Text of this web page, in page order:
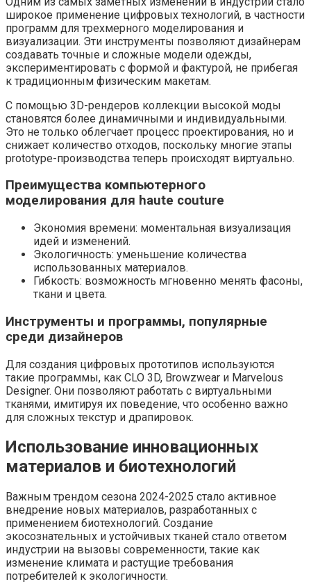
широкое применение цифровых технологий, в частности
программ для трехмерного моделирования и
визуализации. Эти инструменты позволяют дизайнерам
создавать точные и сложные модели одежды,
экспериментировать с формой и фактурой, не прибегая
к традиционным физическим макетам.
С помощью 3D-рендеров коллекции высокой моды
становятся более динамичными и индивидуальными.
Это не только облегчает процесс проектирования, но и
снижает количество отходов, поскольку многие этапы
prototype-производства теперь происходят виртуально.
Преимущества компьютерного
моделирования для haute couture
Экономия времени: моментальная визуализация
идей и изменений.
Экологичность: уменьшение количества
использованных материалов.
Гибкость: возможность мгновенно менять фасоны,
ткани и цвета.
Инструменты и программы, популярные
среди дизайнеров
Для создания цифровых прототипов используются
такие программы, как CLO 3D, Browzwear и Marvelous
Designer. Они позволяют работать с виртуальными
тканями, имитируя их поведение, что особенно важно
для сложных текстур и драпировок.
Использование инновационных
материалов и биотехнологий
Важным трендом сезона 2024-2025 стало активное
внедрение новых материалов, разработанных с
применением биотехнологий. Создание
экосознательных и устойчивых тканей стало ответом
индустрии на вызовы современности, такие как
изменение климата и растущие требования
потребителей к экологичности.